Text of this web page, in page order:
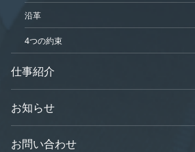
沿革
4つの約束
仕事紹介
お知らせ
お問い合わせ